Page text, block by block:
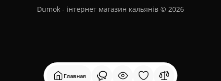
Главная
Dumok - інтернет магазин кальянів © 2026